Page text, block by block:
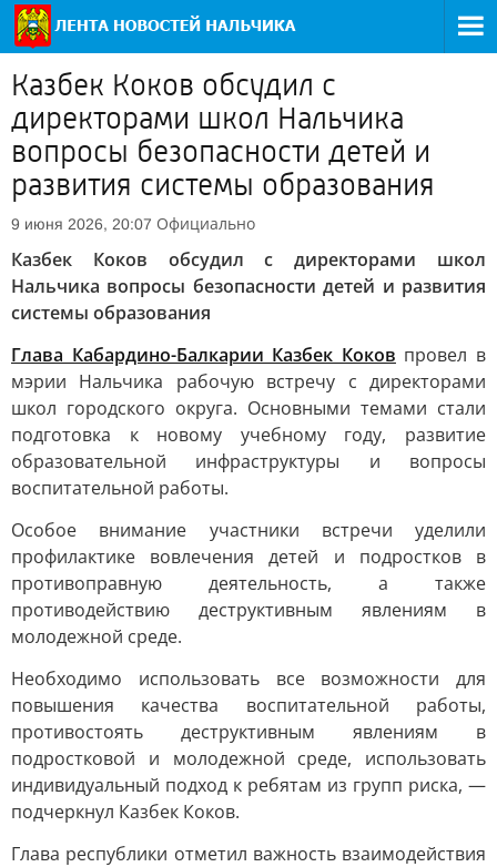
Казбек Коков обсудил с
директорами школ Нальчика
вопросы безопасности детей и
развития системы образования
9 июня 2026, 20:07 Официально
Казбек Коков обсудил с директорами школ
Нальчика вопросы безопасности детей и развития
системы образования
Глава Кабардино-Балкарии Казбек Коков провел в
мэрии Нальчика рабочую встречу с директорами
школ городского округа. Основными темами стали
подготовка к новому учебному году, развитие
образовательной инфраструктуры и вопросы
воспитательной работы.
Особое внимание участники встречи уделили
профилактике вовлечения детей и подростков в
противоправную деятельность, а также
противодействию деструктивным явлениям в
молодежной среде.
Необходимо использовать все возможности для
повышения качества воспитательной работы,
противостоять деструктивным явлениям в
подростковой и молодежной среде, использовать
индивидуальный подход к ребятам из групп риска, —
подчеркнул Казбек Коков.
Глава республики отметил важность взаимодействия